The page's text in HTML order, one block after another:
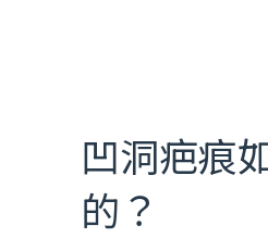
凹洞疤痕
的？